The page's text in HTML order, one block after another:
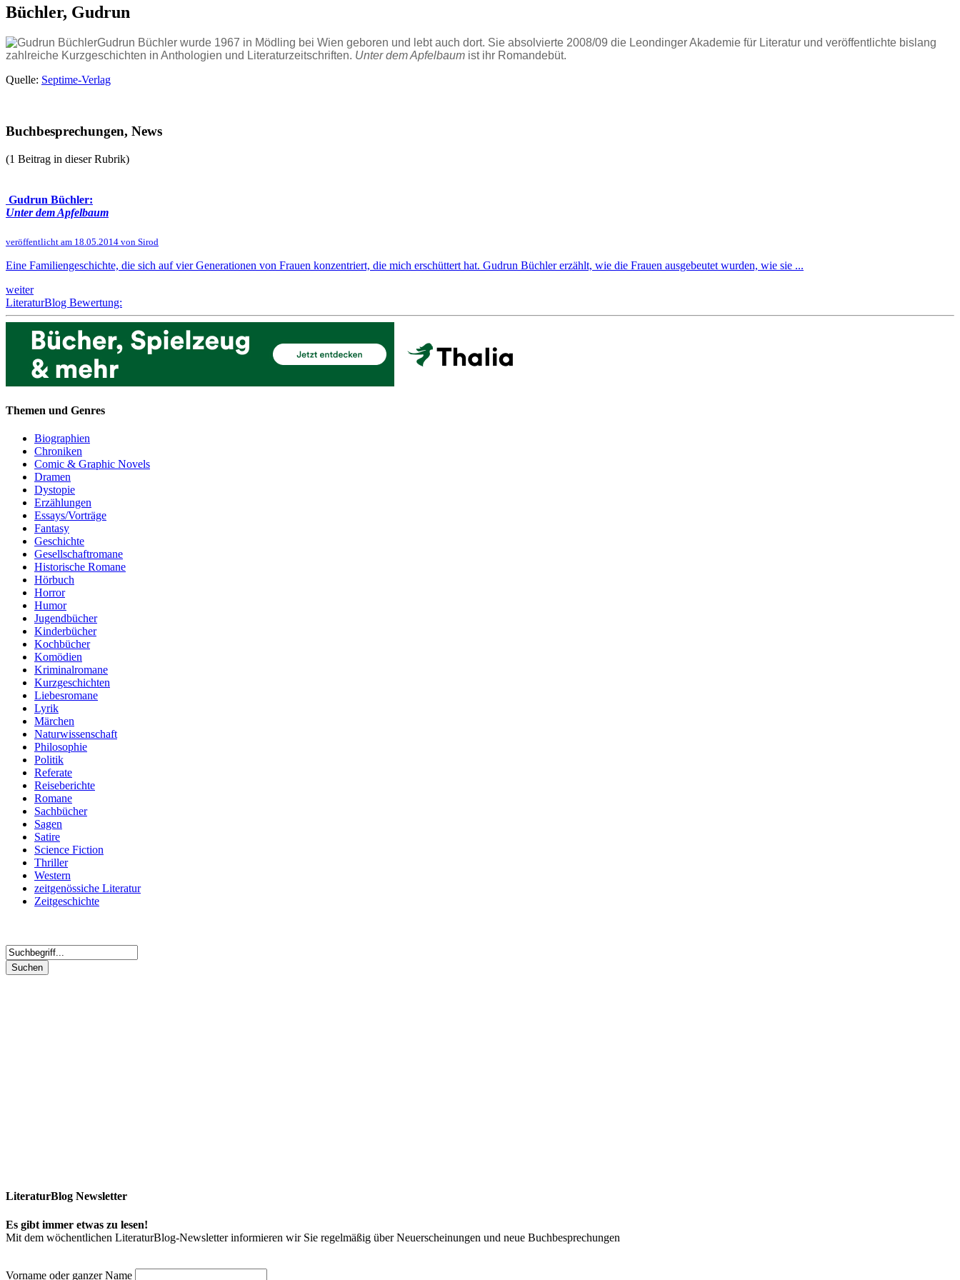
Büchler, Gudrun
Gudrun Büchler wurde 1967 in Mödling bei Wien geboren und lebt auch dort. Sie absolvierte 2008/09 die Leondinger Akademie für Literatur und veröffentlichte bislang
zahlreiche Kurzgeschichten in Anthologien und Literaturzeitschriften. Unter dem Apfelbaum ist ihr Romandebüt.
Quelle: Septime-Verlag
Buchbesprechungen, News
(1 Beitrag in dieser Rubrik)
Gudrun Büchler:
Unter dem Apfelbaum
veröffentlicht am 18.05.2014 von Sirod
Eine Familiengeschichte, die sich auf vier Generationen von Frauen konzentriert, die mich erschüttert hat. Gudrun Büchler erzählt, wie die Frauen ausgebeutet wurden, wie sie ...
weiter
LiteraturBlog Bewertung:
Themen und Genres
Biographien
Chroniken
Comic & Graphic Novels
Dramen
Dystopie
Erzählungen
Essays/Vorträge
Fantasy
Geschichte
Gesellschaftromane
Historische Romane
Hörbuch
Horror
Humor
Jugendbücher
Kinderbücher
Kochbücher
Komödien
Kriminalromane
Kurzgeschichten
Liebesromane
Lyrik
Märchen
Naturwissenschaft
Philosophie
Politik
Referate
Reiseberichte
Romane
Sachbücher
Sagen
Satire
Science Fiction
Thriller
Western
zeitgenössiche Literatur
Zeitgeschichte
LiteraturBlog Newsletter
Es gibt immer etwas zu lesen!
Mit dem wöchentlichen LiteraturBlog-Newsletter informieren wir Sie regelmäßig über Neuerscheinungen und neue Buchbesprechungen
Vorname oder ganzer Name